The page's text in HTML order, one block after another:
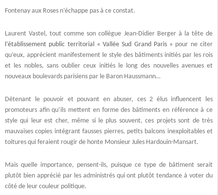
Fontenay aux Roses n’échappe pas à ce constat.
Laurent Vastel, tout comme son collègue Jean-Didier Berger à la tête de
l’établissement public territorial « Vallée Sud Grand Paris » pour ne citer
qu’eux, apprécient manifestement le style des bâtiments initiés par les rois
et les nobles, sans oublier ceux initiés le long des nouvelles avenues et
nouveaux boulevards parisiens par le Baron Haussmann…
Détenant le pouvoir et pouvant en abuser, ces 2 élus influencent les
promoteurs afin qu’ils mettent en forme des bâtiments en référence à ce
style qui leur est cher, même si le plus souvent, ces projets sont de très
mauvaises copies intégrant fausses pierres, petits balcons inexploitables et
toitures qui feraient rougir de honte Monsieur Jules Hardouin-Mansart.
Mais quelle importance, pensent-ils, puisque ce type de bâtiment serait
plutôt bien apprécié par les administrés qui ont plutôt tendance à voter du
côté de leur couleur politique.